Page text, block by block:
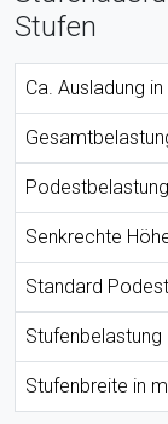
Stufen
Ca. Ausladung
Senkrechte
Standard
Stufenbelastung
Stufenbreite in